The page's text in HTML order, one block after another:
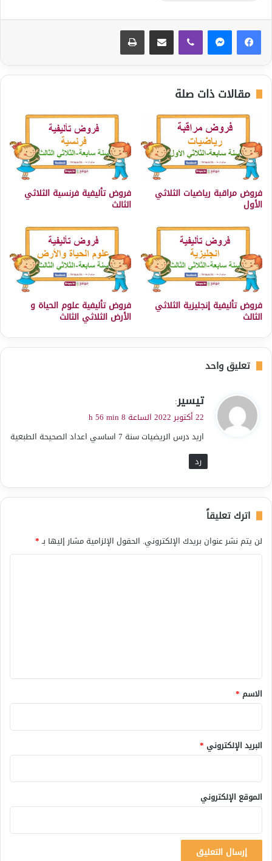
مقالات ذات صلة
فروض مراقبة رياضيات الثلاثي
الأول
فروض تأليفية فرنسية الثلاثي
الثالث
فروض تأليفية إنجليزية الثلاثي
الثالث
فروض تأليفية علوم الحياة و
الأرض الثلاثي الثالث
تعليق واحد
ي
ق
ل
تيسير:
22 أكتوبر 2022 الساعة 8 h 56 min
اريد درس الريضيات سنة 7 اساسي اعداد الصحيحة الطبعية
رد
اترك تعليقاً
لن يتم نشر عنوان بريدك الإلكتروني. الحقول الإلزامية مشار إليها بـ*
*
الاسم *
البريد الإلكتروني *
الموقع الإلكتروني